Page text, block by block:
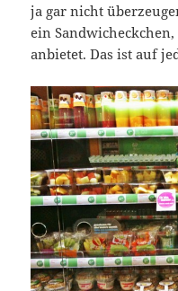
ja gar nicht
ein
anbietet. Das ist auf